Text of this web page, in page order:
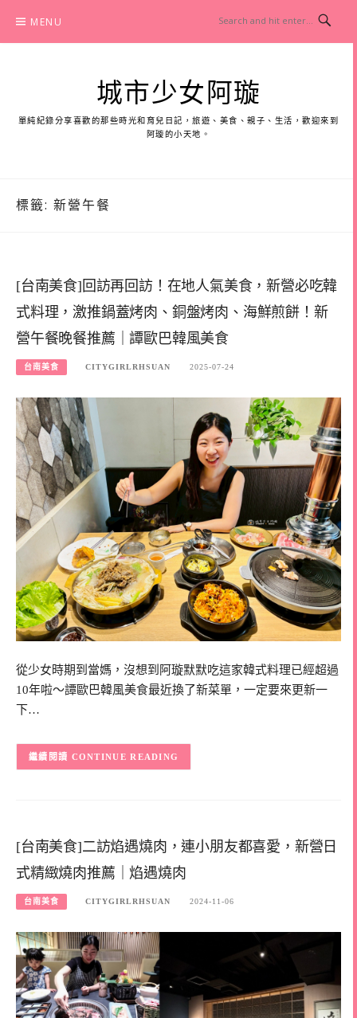
content
MENU
城市少女阿璇
單純紀錄分享喜歡的那些時光和育兒日記，旅遊、美食、親子、生活，歡迎來到
阿璇的小天地。
標籤: 新營午餐
[台南美食]回訪再回訪！在地人氣美食，新營必吃韓
式料理，激推鍋蓋烤肉、銅盤烤肉、海鮮煎餅！新
營午餐晚餐推薦｜譚歐巴韓風美食
台南美食 CITYGIRLRHSUAN 2025-07-24
從少女時期到當媽，沒想到阿璇默默吃這家韓式料理已經超過
10年啦～譚歐巴韓風美食最近換了新菜單，一定要來更新一
下…
CONTINUE READING
[台南美食]二訪焰遇燒肉，連小朋友都喜愛，新營日
式精緻燒肉推薦｜焰遇燒肉
台南美食 CITYGIRLRHSUAN 2024-11-06